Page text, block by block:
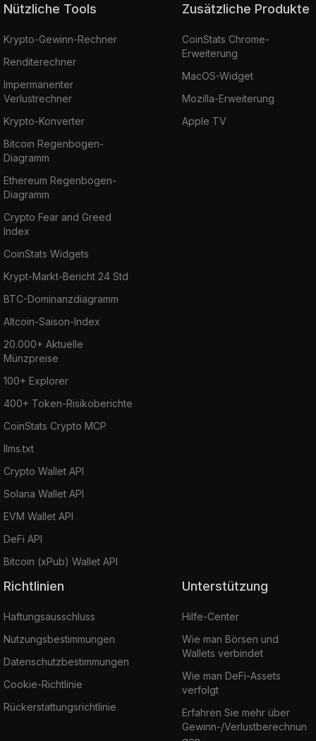
Nützliche Tools
Krypto-Gewinn-Rechner
Renditerechner
Impermanenter
Verlustrechner
Krypto-Konverter
Bitcoin Regenbogen-
Diagramm
Ethereum Regenbogen-
Diagramm
Crypto Fear and Greed
Index
CoinStats Widgets
Krypt-Markt-Bericht 24 Std
BTC-Dominanzdiagramm
Altcoin-Saison-Index
20.000+ Aktuelle
Münzpreise
100+ Explorer
400+ Token-Risikoberichte
CoinStats Crypto MCP
llms.txt
Crypto Wallet API
Solana Wallet API
EVM Wallet API
DeFi API
Bitcoin (xPub) Wallet API
Zusätzliche Produkte
CoinStats Chrome-
Erweiterung
MacOS-Widget
Mozilla-Erweiterung
Apple TV
Richtlinien
Haftungsausschluss
Nutzungsbestimmungen
Datenschutzbestimmungen
Cookie-Richtlinie
Rückerstattungsrichtlinie
Unterstützung
Hilfe-Center
Wie man Börsen und
Wallets verbindet
Wie man DeFi-Assets
verfolgt
Erfahren Sie mehr über
Gewinn-/Verlustberechnun